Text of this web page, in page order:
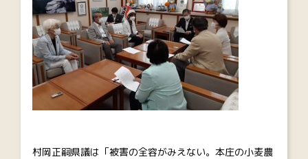
村岡正嗣県議は「被害の全容がみえない。本庄の小麦農